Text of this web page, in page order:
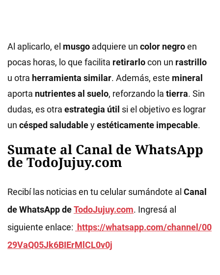
Al aplicarlo, el musgo adquiere un color negroen
pocas horas, lo que facilita retirarlocon un rastrillo
u otra herramienta similar. Además, este mineral
aporta nutrientes al suelo, reforzando la tierra. Sin
dudas, es otra estrategia útil si el objetivo es lograr
un césped saludableyestéticamente impecable.
Sumate al Canal de WhatsApp
de TodoJujuy.com
Recibí las noticias en tu celular sumándote al Canal
de WhatsApp deTodoJujuy.com. Ingresá al
siguiente enlace: https://whatsapp.com/channel/00
29VaQ05Jk6BIErMlCL0v0j